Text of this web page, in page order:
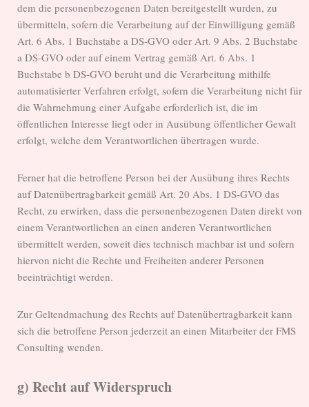
dem die personenbezogenen Daten bereitgestellt wurden, zu
übermitteln, sofern die Verarbeitung auf der Einwilligung gemäß
Art. 6 Abs. 1 Buchstabe a DS-GVO oder Art. 9 Abs. 2 Buchstabe
a DS-GVO oder auf einem Vertrag gemäß Art. 6 Abs. 1
Buchstabe b DS-GVO beruht und die Verarbeitung mithilfe
automatisierter Verfahren erfolgt, sofern die Verarbeitung nicht für
die Wahrnehmung einer Aufgabe erforderlich ist, die im
öffentlichen Interesse liegt oder in Ausübung öffentlicher Gewalt
erfolgt, welche dem Verantwortlichen übertragen wurde.
Ferner hat die betroffene Person bei der Ausübung ihres Rechts
auf Datenübertragbarkeit gemäß Art. 20 Abs. 1 DS-GVO das
Recht, zu erwirken, dass die personenbezogenen Daten direkt von
einem Verantwortlichen an einen anderen Verantwortlichen
übermittelt werden, soweit dies technisch machbar ist und sofern
hiervon nicht die Rechte und Freiheiten anderer Personen
beeinträchtigt werden.
Zur Geltendmachung des Rechts auf Datenübertragbarkeit kann
sich die betroffene Person jederzeit an einen Mitarbeiter der FMS
Consulting wenden.
g) Recht auf Widerspruch